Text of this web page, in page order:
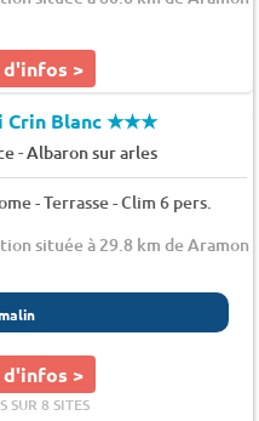
d'infos >
Crin Blanc★★★
-Albaron sur arles
- Terrasse - Clim 6 pers.
située à 29.8 km de Aramon
d'infos >
SUR 8 SITES